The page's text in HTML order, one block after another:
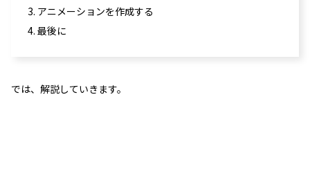
3. アニメーションを作成する
4. 最後に
では、解説していきます。